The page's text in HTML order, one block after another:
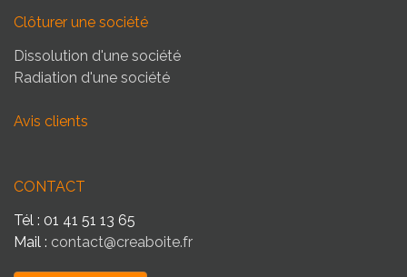
Clôturer une société
Dissolution d'une société
Radiation d'une société
Avis clients
CONTACT
Tél : 01 41 51 13 65
Mail : contact@creaboite.fr